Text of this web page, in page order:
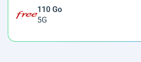
110 Go
5G